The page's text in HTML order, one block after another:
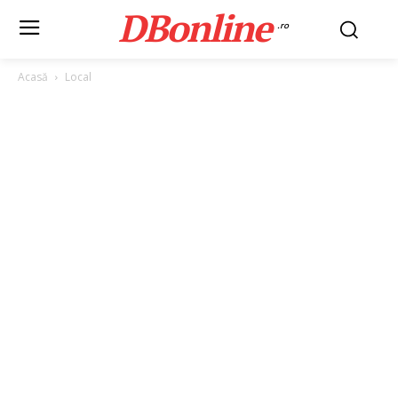
DBonline .ro
Acasă Local